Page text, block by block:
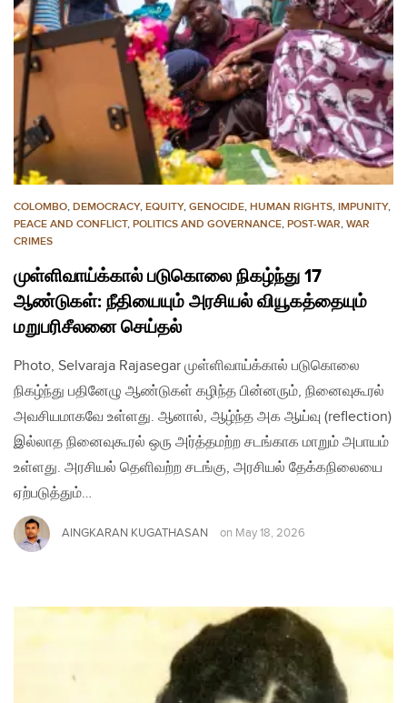
COLOMBO, DEMOCRACY, EQUITY, GENOCIDE, HUMAN RIGHTS, IMPUNITY,
PEACE AND CONFLICT, POLITICS AND GOVERNANCE, POST-WAR, WAR
CRIMES
முள்ளிவாய்க்கால் படுகொலை நிகழ்ந்து 17
ஆண்டுகள்: நீதியையும் அரசியல் வியூகத்தையும்
மறுபரிசீலனை செய்தல்
Photo, Selvaraja Rajasegar முள்ளிவாய்க்கால் படுகொலை
நிகழ்ந்து பதினேழு ஆண்டுகள் கழிந்த பின்னரும், நினைவுகூரல்
அவசியமாகவே உள்ளது. ஆனால், ஆழ்ந்த அக ஆய்வு (reflection)
இல்லாத நினைவுகூரல் ஒரு அர்த்தமற்ற சடங்காக மாறும் அபாயம்
உள்ளது. அரசியல் தெளிவற்ற சடங்கு, அரசியல் தேக்கநிலையை
ஏற்படுத்தும்…
AINGKARAN KUGATHASAN on May 18, 2026